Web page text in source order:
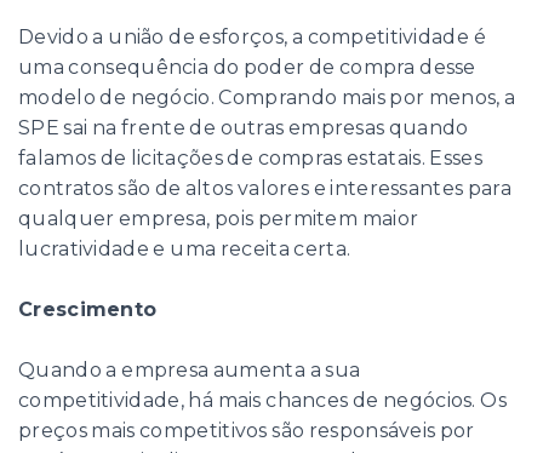
Devido a união de esforços, a competitividade é
uma consequência do poder de compra desse
modelo de negócio. Comprando mais por menos, a
SPE sai na frente de outras empresas quando
falamos de licitações de compras estatais. Esses
contratos são de altos valores e interessantes para
qualquer empresa, pois permitem maior
lucratividade e uma receita certa.
Crescimento
Quando a empresa aumenta a sua
competitividade, há mais chances de negócios. Os
preços mais competitivos são responsáveis por